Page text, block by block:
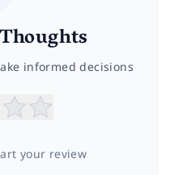
informed decisions
your review